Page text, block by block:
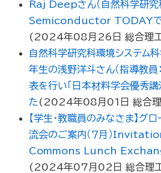
Raj Deepさん（自然科学研究
Semiconductor TODAYで
( 2024年08月26日 総合理
自然科学研究科環境システム
年生の浅野洋斗さん（指導教員
表を行い「日本材料学会優秀講
た ( 2024年08月01日 総合
【学生・教職員のみなさま】グ
流会のご案内（７月）
Commons Lunch
( 2024年07月02日 総合理